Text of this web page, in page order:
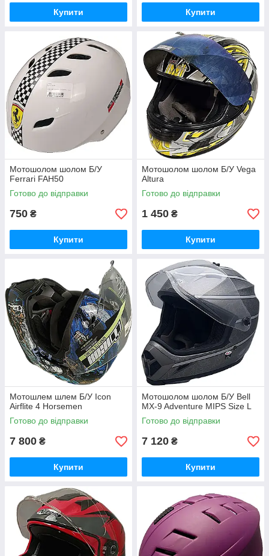
Купити Купити
Мотошолом шолом Б/У
Ferrari FAH50
Готово до відправки
750 ₴
Купити
Мотошолом шолом Б/У Vega
Altura
Готово до відправки
1 450 ₴
Купити
Мотошлем шлем Б/У Icon
Airflite 4 Horsemen
Готово до відправки
7 800 ₴
Купити
Мотошолом шолом Б/У Bell
MX-9 Adventure MIPS Size L
Готово до відправки
7 120 ₴
Купити